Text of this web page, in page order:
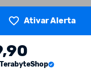
Ativar Alerta
TerabyteShop